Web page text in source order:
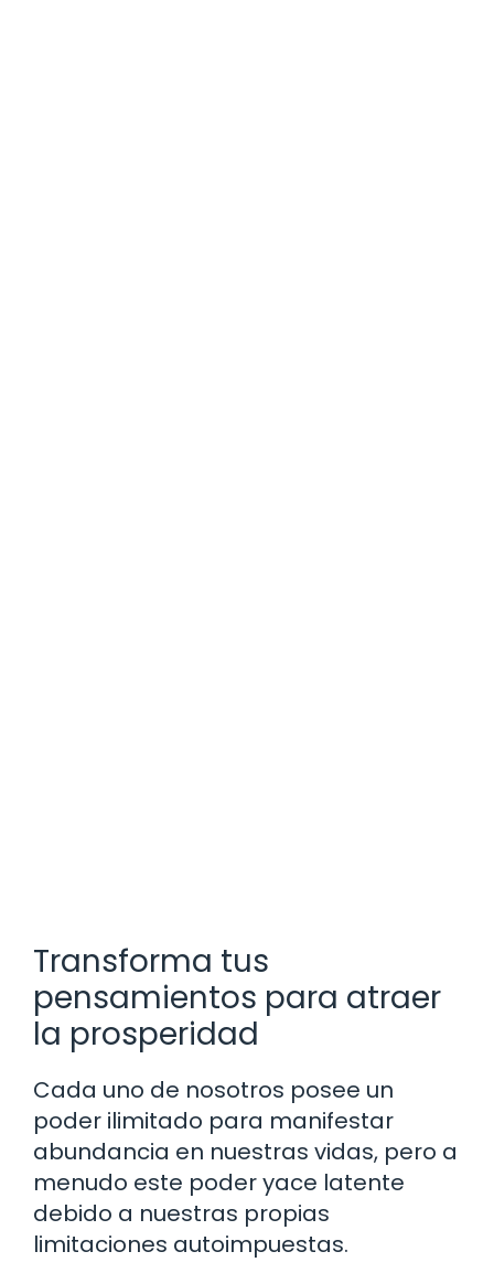
Transforma tus
pensamientos para atraer
la prosperidad
Cada uno de nosotros posee un
poder ilimitado para manifestar
abundancia en nuestras vidas, pero a
menudo este poder yace latente
debido a nuestras propias
limitaciones autoimpuestas.